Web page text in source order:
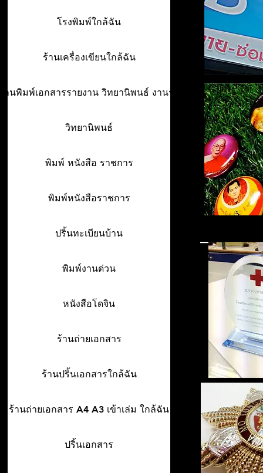
โรงพิมพ์ใกล้ฉัน
ร้านเครื่องเขียนใกล้ฉัน
านพิมพ์เอกสารรายงาน วิทยานิพนธ์ งานรา
วิทยานิพนธ์
พิมพ์ หนังสือ ราชการ
พิมพ์หนังสือราชการ
ปริ้นทะเบียนบ้าน
พิมพ์งานด่วน
หนังสือโดจิน
ร้านถ่ายเอกสาร
ร้านปริ้นเอกสารใกล้ฉัน
ร้านถ่ายเอกสาร A4 A3 เข้าเล่ม ใกล้ฉัน
ปริ้นเอกสาร